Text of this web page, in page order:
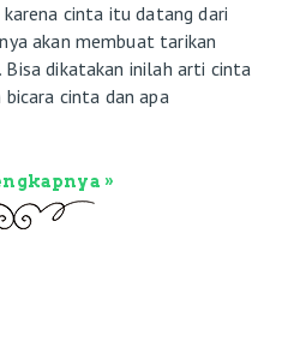
cinta itu datang dari
akan membuat tarikan
dikatakan inilah arti cinta
bicara cinta dan apa
»